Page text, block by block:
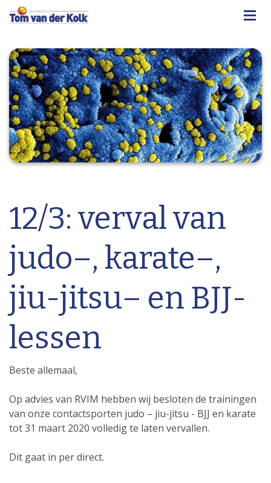
12/3: verval van
judo–, karate–,
jiu-jitsu– en BJJ-
lessen
Beste allemaal,
Op advies van RVIM hebben wij besloten de trainingen
van onze contactsporten judo – jiu-jitsu - BJJ en karate
tot 31 maart 2020 volledig te laten vervallen.
Dit gaat in per direct.